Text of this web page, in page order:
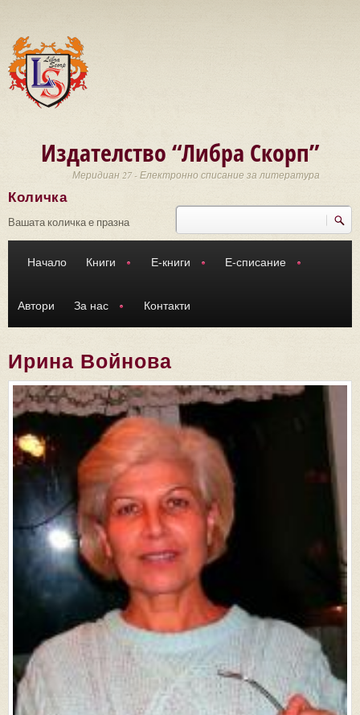
Издателство “Либра Скорп”
Меридиан 27 - Електронно списание за литература
Търси
Количка
Вашата количка е празна
Начало Книги Е-книги Е-списание
Автори За нас Контакти
Ирина Войнова